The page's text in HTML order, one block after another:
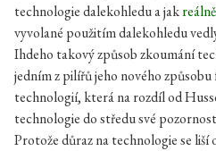
technologie dalekohledu a jakreálně
vyvolané použitím dalekohledu
Ihdeho takový způsob zkoumání
jedním z pilířů jeho nového
technologií, která na rozdíl od
technologie do středu své
Protože důraz na technologie se liší